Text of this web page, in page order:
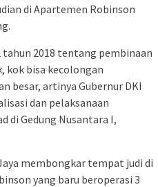
di Apartemen Robinson
tahun 2018 tentang pembinaan
kok bisa kecolongan
besar, artinya Gubernur DKI
dan pelaksanaan
di Gedung Nusantara I,
membongkar tempat judi di
yang baru beroperasi 3